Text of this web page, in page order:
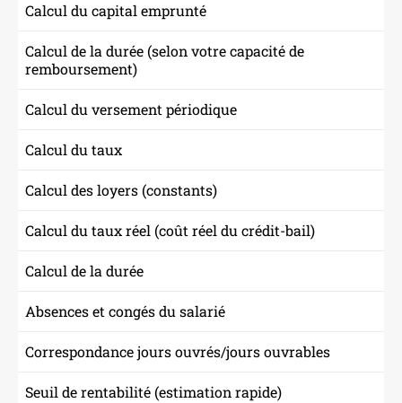
Calcul du capital emprunté
Calcul de la durée (selon votre capacité de
remboursement)
Calcul du versement périodique
Calcul du taux
Calcul des loyers (constants)
Calcul du taux réel (coût réel du crédit-bail)
Calcul de la durée
Absences et congés du salarié
Correspondance jours ouvrés/jours ouvrables
Seuil de rentabilité (estimation rapide)